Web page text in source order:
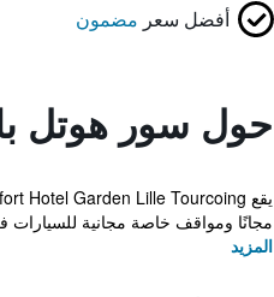
أفضل سعر مضمون
حول سور هوتل
مجانًا ومواقف خاصة مجانية للسيارات
المزيد